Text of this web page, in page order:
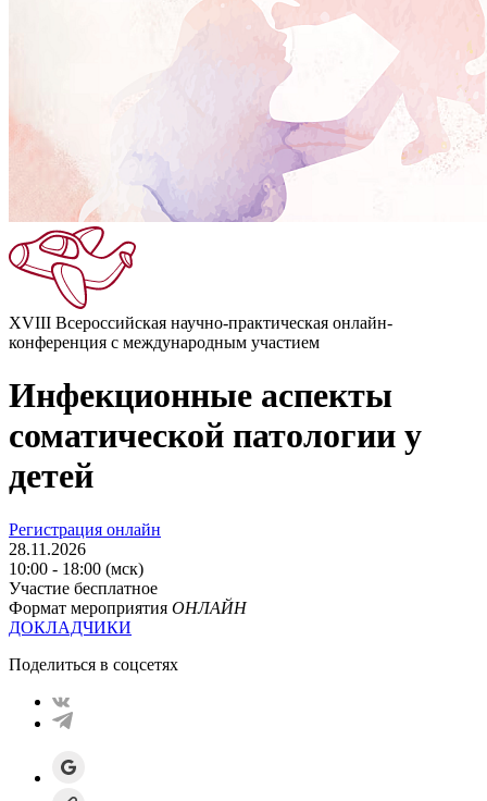
XVIII Всероссийская научно-практическая онлайн-
конференция с международным участием
Инфекционные аспекты
соматической патологии у
детей
Регистрация онлайн
28.11.2026
10:00 - 18:00 (мск)
Участие бесплатное
Формат мероприятия ОНЛАЙН
ДОКЛАДЧИКИ
Поделиться в соцсетях